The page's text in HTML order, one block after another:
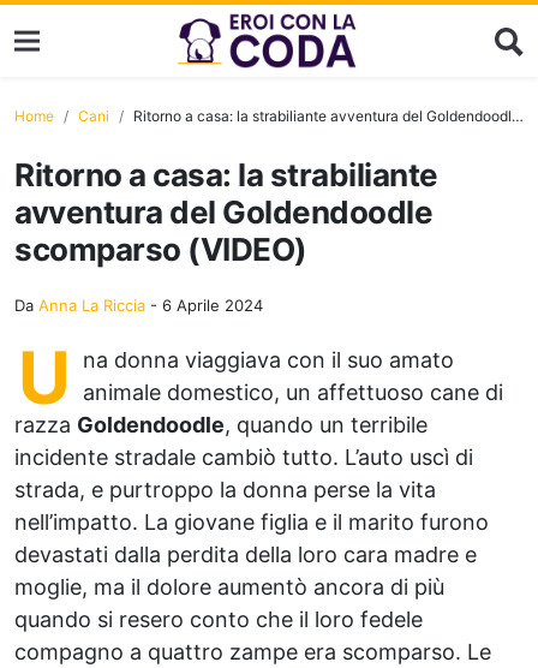
Home Cani Ritorno a casa: la strabiliante avventura del Goldendoodle scomparso (VIDEO)
Ritorno a casa: la strabiliante
avventura del Goldendoodle
scomparso (VIDEO)
Da Anna La Riccia - 6 Aprile 2024
U
na donna viaggiava con il suo amato
animale domestico, un affettuoso cane di
razza Goldendoodle, quando un terribile
incidente stradale cambiò tutto. L’auto uscì di
strada, e purtroppo la donna perse la vita
nell’impatto. La giovane figlia e il marito furono
devastati dalla perdita della loro cara madre e
moglie, ma il dolore aumentò ancora di più
quando si resero conto che il loro fedele
compagno a quattro zampe era scomparso. Le